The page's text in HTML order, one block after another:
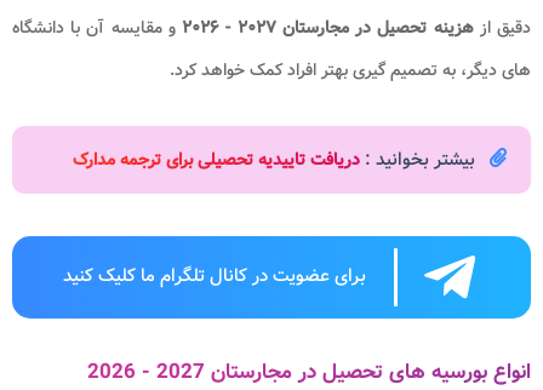
دقیق ازهزینه تحصیل در مجارستان ۲۰۲۷ - ۲۰۲۶
و مقایسه آن با دانشگاه
های دیگر، به تصمیم گیری بهتر افراد کمک خواهد کرد.
بیشتر بخوانید : دریافت تاییدیه تحصیلی برای ترجمه مدارک
برای عضویت در کانال تلگرام ما کلیک کنید
انواع بورسیه های تحصیل در مجارستان 2027 - 2026